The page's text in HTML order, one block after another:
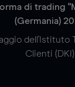
di trading
(Germania)
dell'Istituto
Clienti (DKI)